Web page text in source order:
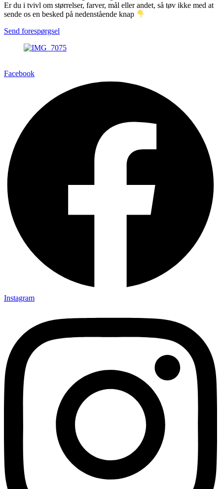
Er du i tvivl om størrelser, farver, mål eller andet, så tøv ikke med at
sende os en besked på nedenstående knap
Send forespørgsel
Facebook
Instagram